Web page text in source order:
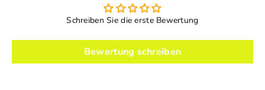
Schreiben Sie die erste Bewertung
Bewertung schreiben